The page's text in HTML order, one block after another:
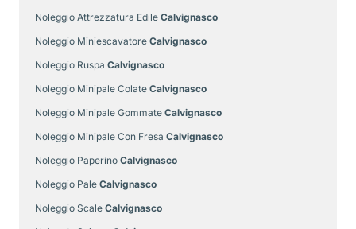
Noleggio Attrezzatura Edile Calvignasco
Noleggio Miniescavatore Calvignasco
Noleggio Ruspa Calvignasco
Noleggio Minipale Colate Calvignasco
Noleggio Minipale Gommate Calvignasco
Noleggio Minipale Con Fresa Calvignasco
Noleggio Paperino Calvignasco
Noleggio Pale Calvignasco
Noleggio Scale Calvignasco